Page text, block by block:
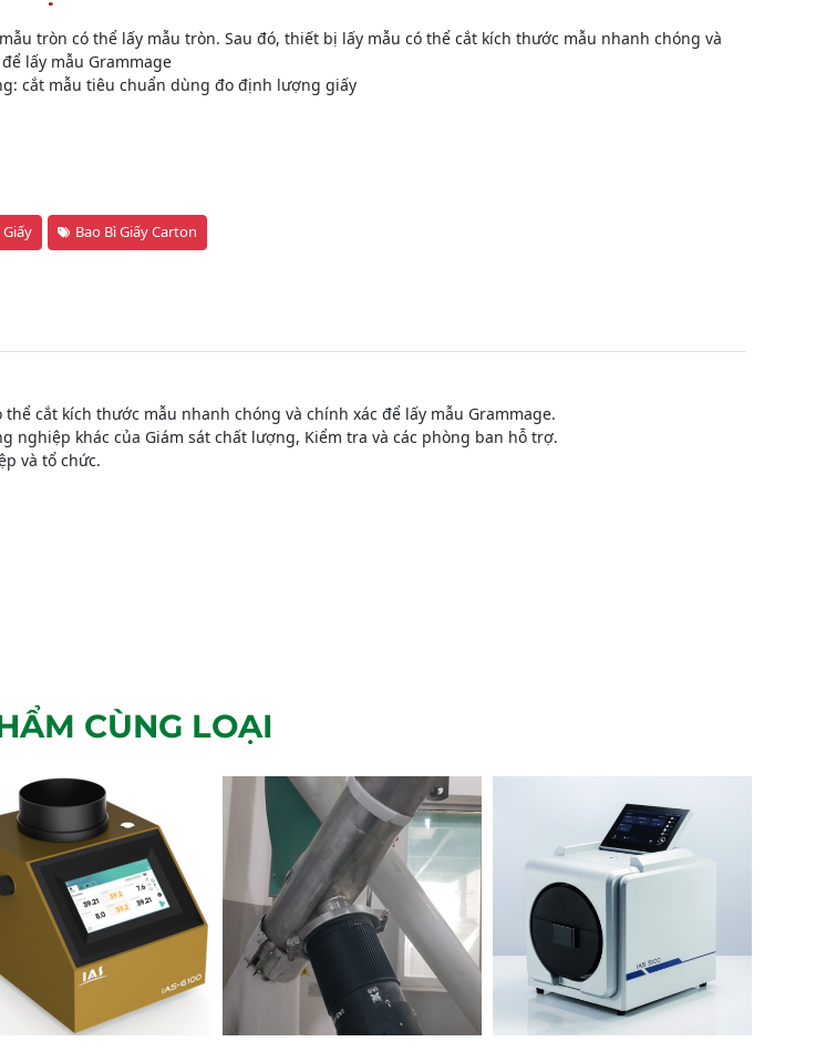
tròn có thể lấy mẫu tròn. Sau đó, thiết bị lấy mẫu có thể cắt kích thước mẫu nhanh chóng và
lấy mẫu Grammage
cắt mẫu tiêu chuẩn dùng đo định lượng giấy
Bao Bì Giấy Carton
cắt kích thước mẫu nhanh chóng và chính xác để lấy mẫu Grammage.
khác của Giám sát chất lượng, Kiểm tra và các phòng ban hỗ trợ.
và tổ chức.
CÙNG LOẠI